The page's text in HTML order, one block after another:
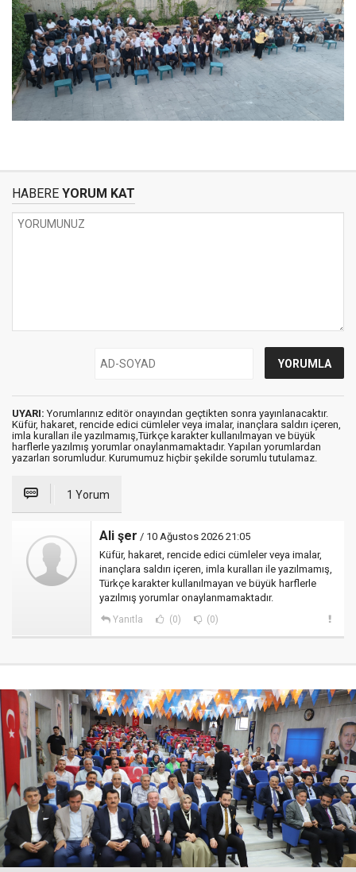
HABERE YORUM KAT
UYARI: Yorumlarınız editör onayından geçtikten sonra yayınlanacaktır.
Küfür, hakaret, rencide edici cümleler veya imalar, inançlara saldırı içeren,
imla kuralları ile yazılmamış,Türkçe karakter kullanılmayan ve büyük
harflerle yazılmış yorumlar onaylanmamaktadır. Yapılan yorumlardan
yazarları sorumludur. Kurumumuz hiçbir şekilde sorumlu tutulamaz.
1 Yorum
Ali şer / 10 Ağustos 2026 21:05
Küfür, hakaret, rencide edici cümleler veya imalar,
inançlara saldırı içeren, imla kuralları ile yazılmamış,
Türkçe karakter kullanılmayan ve büyük harflerle
yazılmış yorumlar onaylanmamaktadır.
Yanıtla (0) (0)